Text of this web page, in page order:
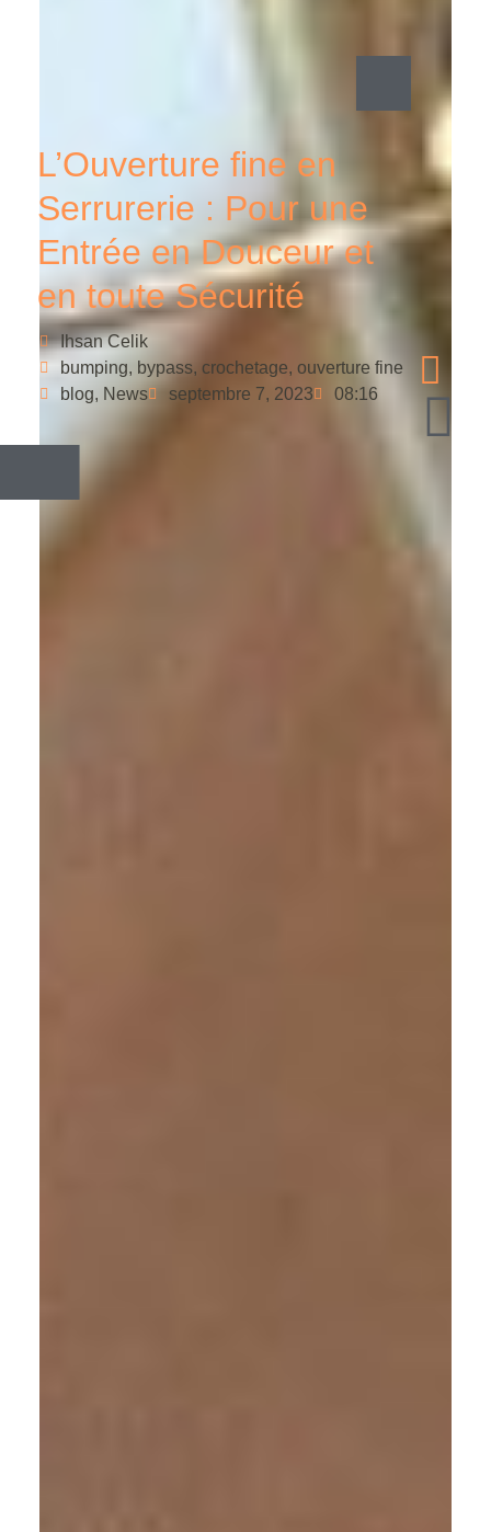
L’Ouverture fine en
Serrurerie : Pour une
Entrée en Douceur et
en toute Sécurité
Ihsan Celik
bumping, bypass, crochetage, ouverture fine
blog, News septembre 7, 2023 08:16